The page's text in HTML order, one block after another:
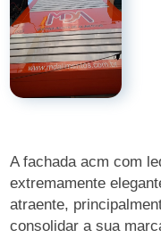
A fachada acm com
extremamente
atraente,
consolidar a sua